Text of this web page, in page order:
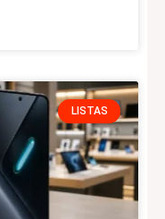
LISTAS